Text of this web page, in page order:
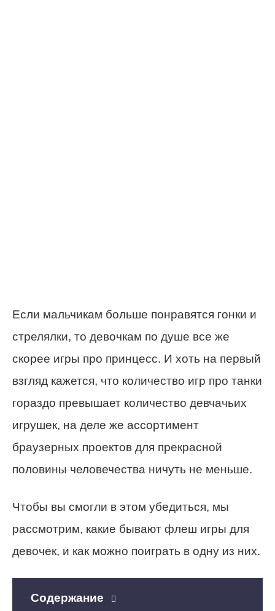
Если мальчикам больше понравятся гонки и
стрелялки, то девочкам по душе все же
скорее игры про принцесс. И хоть на первый
взгляд кажется, что количество игр про танки
гораздо превышает количество девчачьих
игрушек, на деле же ассортимент
браузерных проектов для прекрасной
половины человечества ничуть не меньше.
Чтобы вы смогли в этом убедиться, мы
рассмотрим, какие бывают флеш игры для
девочек, и как можно поиграть в одну из них.
Содержание